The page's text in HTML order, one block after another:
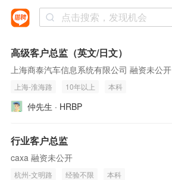
高级客户总监（英文/日文）
上海商泰汽车信息系统有限公司 融资未公开
上海-淮海路 10年以上 本科
仲先生 · HRBP
行业客户总监
caxa 融资未公开
杭州-文明路 经验不限 本科